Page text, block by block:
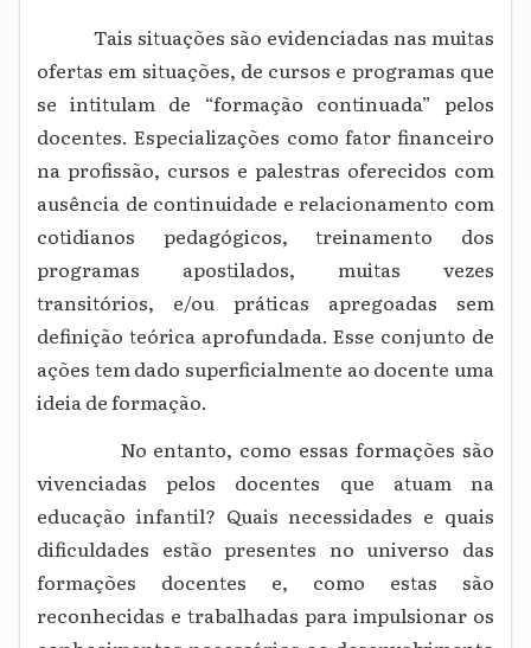
Tais situações são evidenciadas nas muitas
ofertas em situações, de cursos e programas que
se intitulam de “formação continuada” pelos
docentes. Especializações como fator financeiro
na profissão, cursos e palestras oferecidos com
ausência de continuidade e relacionamento com
cotidianos pedagógicos, treinamento dos
programas apostilados, muitas vezes
transitórios, e/ou práticas apregoadas sem
definição teórica aprofundada. Esse conjunto de
ações tem dado superficialmente ao docente uma
ideia de formação.
No entanto, como essas formações são
vivenciadas pelos docentes que atuam na
educação infantil? Quais necessidades e quais
dificuldades estão presentes no universo das
formações docentes e, como estas são
reconhecidas e trabalhadas para impulsionar os